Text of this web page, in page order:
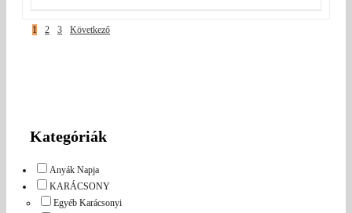
1 2 3 Következő
Kategóriák
Anyák Napja
KARÁCSONY
Egyéb Karácsonyi